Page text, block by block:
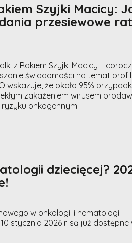
Szyjki Macicy:
przesiewowe
z Rakiem Szyjki Macicy –
świadomości na temat
że około 95%
zakażeniem wirusem
onkogennym.
dziecięcej?
w onkologii i hematologii
stycznia 2026 r. są już dostępne